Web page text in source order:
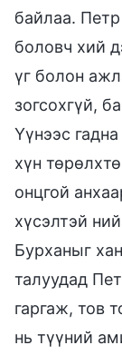
байлаа.
боловч хий
үг болон
зогсохгүй,
Үүнээс
хүн
онцгой
хүсэлтэй
Бурханыг
талуудад
гаргаж, тов
нь түүний